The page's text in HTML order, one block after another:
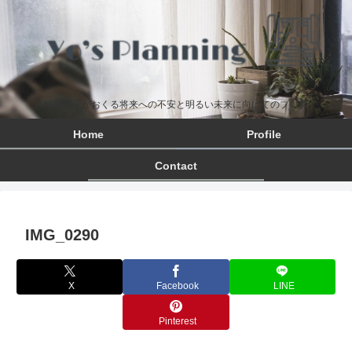
離婚男子がおくる将来への不安と明るい未来に向けてのブログ
Home Profile
Contact
IMG_0290
X Facebook LINE
Pinterest